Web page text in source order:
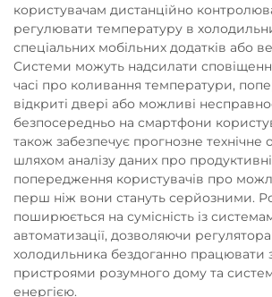
користувачам дистанційно
регулювати температуру в
спеціальних мобільних додатків або
Системи можуть надсилати
часі про коливання температури,
відкриті двері або можливі
безпосередньо на смартфони
також забезпечує прогнозне технічне
шляхом аналізу даних про
попередження користувачів про
перш ніж вони стануть серйозними.
поширюється на сумісність із
автоматизації, дозволяючи
холодильника бездоганно працювати
пристроями розумного дому та
енергією.